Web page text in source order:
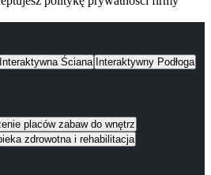
Interaktywna Ściana Interaktywny Podłoga
placów zabaw do wnętrz
zdrowotna i rehabilitacja